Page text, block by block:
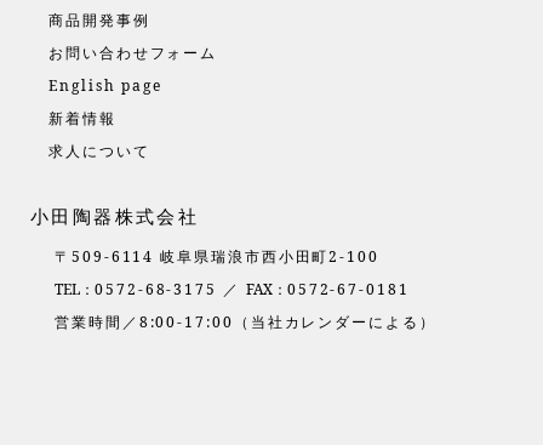
商品開発事例
お問い合わせフォーム
English page
新着情報
求人について
小田陶器株式会社
〒509-6114 岐阜県瑞浪市西小田町2-100
TEL： 0572-68-3175 ／ FAX： 0572-67-0181
営業時間／8:00-17:00（当社カレンダーによる）